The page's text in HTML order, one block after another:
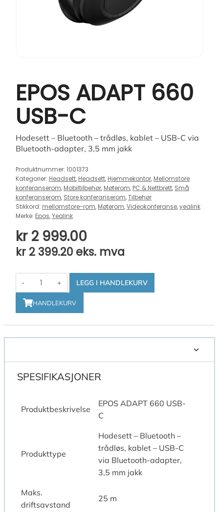
EPOS ADAPT 660
USB-C
Hodesett – Bluetooth – trådløs, kablet – USB-C via
Bluetooth-adapter, 3,5 mm jakk
Produktnummer: 1001373
Kategorier: Headsett, Headsett, Hjemmekontor, Mellomstore
konferanserom, Mobiltilbehør, Møterom, PC & Nettbrett, Små
konferanserom, Store konferanserom,Tilbehør
Stikkord: mellomstore-rom, Møterom,Videokonferanse,yealink
Merke: Epos,Yealink
kr2 999.00
kr 2 399.20 eks. mva
EPOS
ADAPT
660
USB-
C
antall
LEGG I HANDLEKURV
HANDLEKURV
SPESIFIKASJONER
Produktbeskrivelse
EPOS ADAPT 660 USB-
C
Produkttype
Hodesett – Bluetooth –
trådløs, kablet – USB-C
via Bluetooth-adapter,
3,5 mm jakk
Maks.
driftsavstand
25 m